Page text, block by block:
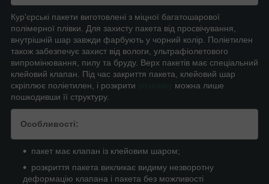
Кур'єрські пакети виготовлені з міцної багатошарової
полімерної плівки. Для захисту пакета від просвічування,
внутрішній шар завжди фарбують у чорний колір. Поліетилен
також забезпечує захист від вологи, ультрафіолетового
випромінювання, пилу та бруду. Верх пакетів має спеціальний
клейовий клапан. Під час закриття пакета, клейовий шар
скріплює поліетилен, і розкрити
можна лише
пошкодивши її структуру.
Особливості:
пакет має клапан із клейовим шаром;
розкриття пакета викликає видиму незворотну
деформацію клапана і пакета без можливості